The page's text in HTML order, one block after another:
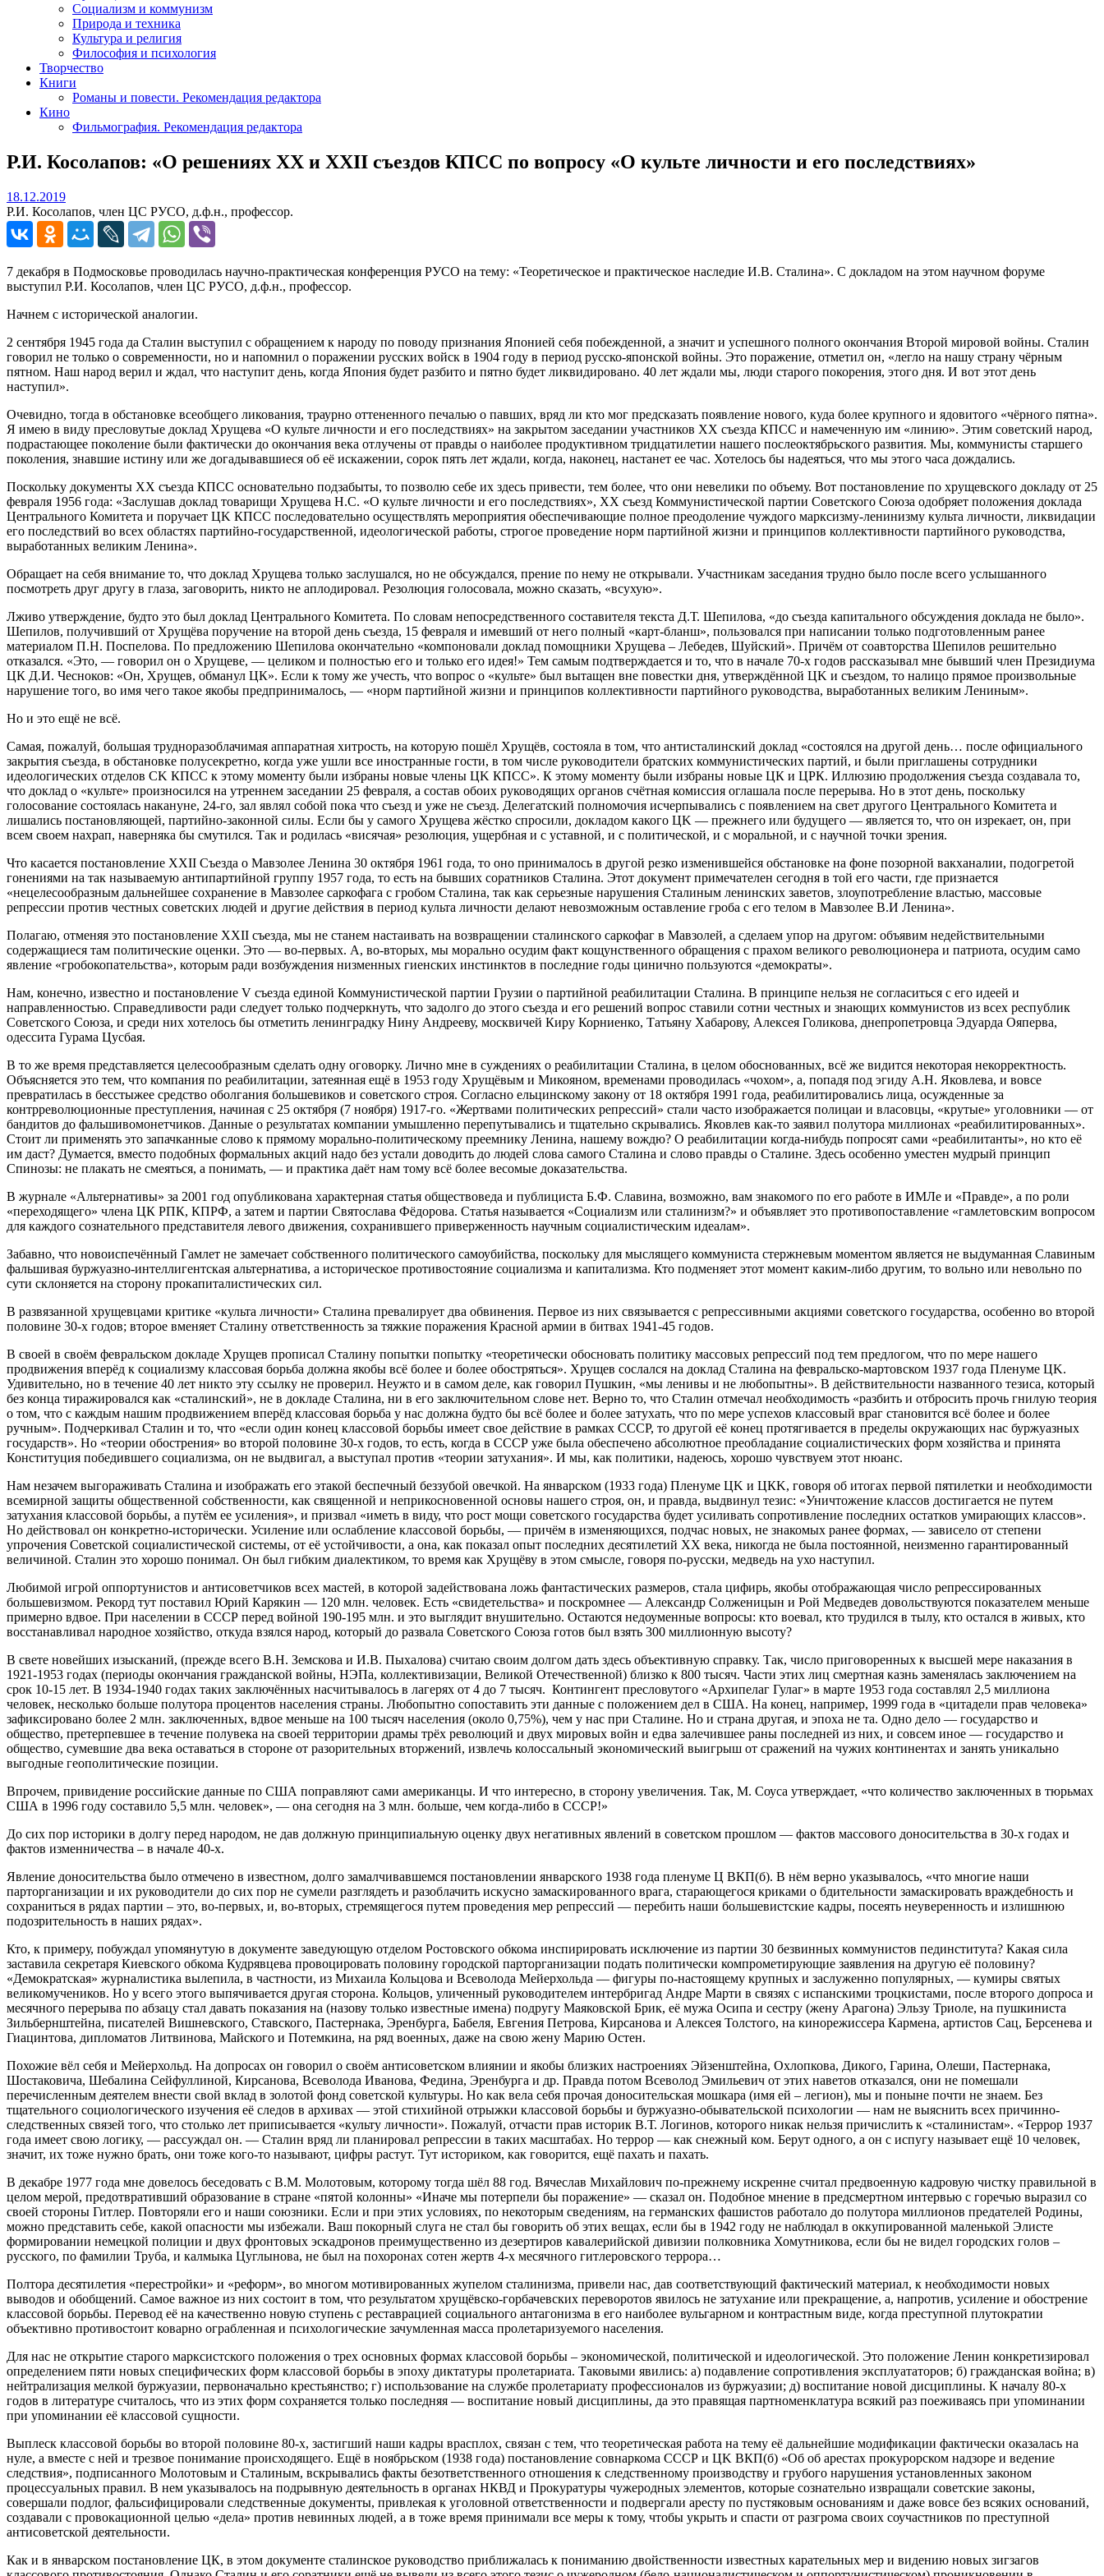
Социализм и коммунизм
Природа и техника
Культура и религия
Философия и психология
Творчество
Книги
Романы и повести. Рекомендация редактора
Кино
Фильмография. Рекомендация редактора
Р.И. Косолапов: «О решениях ХХ и ХХII съездов КПСС по вопросу «О культе личности и его последствиях»
18.12.201918.12.2019
Р.И. Косолапов, член ЦС РУСО, д.ф.н., профессор.
7 декабря в Подмосковье проводилась научно-практическая конференция РУСО на тему: «Теоретическое и практическое наследие И.В. Сталина». С докладом на этом научном форуме
выступил Р.И. Косолапов, член ЦС РУСО, д.ф.н., профессор.
Начнем с исторической аналогии.
2 сентября 1945 года да Сталин выступил с обращением к народу по поводу признания Японией себя побежденной, а значит и успешного полного окончания Второй мировой войны. Сталин
говорил не только о современности, но и напомнил о поражении русских войск в 1904 году в период русско-японской войны. Это поражение, отметил он, «легло на нашу страну чёрным
пятном. Наш народ верил и ждал, что наступит день, когда Япония будет разбито и пятно будет ликвидировано. 40 лет ждали мы, люди старого покорения, этого дня. И вот этот день
наступил».
Очевидно, тогда в обстановке всеобщего ликования, траурно оттененного печалью о павших, вряд ли кто мог предсказать появление нового, куда более крупного и ядовитого «чёрного пятна».
Я имею в виду пресловутые доклад Хрущева «О культе личности и его последствиях» на закрытом заседании участников ХХ съезда КПСС и намеченную им «линию». Этим советский народ,
подрастающее поколение были фактически до окончания века отлучены от правды о наиболее продуктивном тридцатилетии нашего послеоктябрьского развития. Мы, коммунисты старшего
поколения, знавшие истину или же догадывавшиеся об её искажении, сорок пять лет ждали, когда, наконец, настанет ее час. Хотелось бы надеяться, что мы этого часа дождались.
Поскольку документы ХХ съезда КПСС основательно подзабыты, то позволю себе их здесь привести, тем более, что они невелики по объему. Вот постановление по хрущевского докладу от 25
февраля 1956 года: «Заслушав доклад товарищи Хрущева Н.С. «О культе личности и его последствиях», ХХ съезд Коммунистической партии Советского Союза одобряет положения доклада
Центрального Комитета и поручает ЦK КПСС последовательно осуществлять мероприятия обеспечивающие полное преодоление чуждого марксизму-ленинизму культа личности, ликвидации
его последствий во всех областях партийно-государственной, идеологической работы, строгое проведение норм партийной жизни и принципов коллективности партийного руководства,
выработанных великим Ленина».
Обращает на себя внимание то, что доклад Хрущева только заслушался, но не обсуждался, прение по нему не открывали. Участникам заседания трудно было после всего услышанного
посмотреть друг другу в глаза, заговорить, никто не аплодировал. Резолюция голосовала, можно сказать, «всухую».
Лживо утверждение, будто это был доклад Центрального Комитета. По словам непосредственного составителя текста Д.Т. Шепилова, «до съезда капитального обсуждения доклада не было».
Шепилов, получивший от Хрущёва поручение на второй день съезда, 15 февраля и имевший от него полный «карт-бланш», пользовался при написании только подготовленным ранее
материалом П.Н. Поспелова. По предложению Шепилова окончательно «компоновали доклад помощники Хрущева – Лебедев, Шуйский». Причём от соавторства Шепилов решительно
отказался. «Это, — говорил он о Хрущеве, — целиком и полностью его и только его идея!» Тем самым подтверждается и то, что в начале 70-х годов рассказывал мне бывший член Президиума
ЦК Д.И. Чесноков: «Он, Хрущев, обманул ЦК». Если к тому же учесть, что вопрос о «культе» был вытащен вне повестки дня, утверждённой ЦK и съездом, то налицо прямое произвольные
нарушение того, во имя чего такое якобы предпринималось, — «норм партийной жизни и принципов коллективности партийного руководства, выработанных великим Лениным».
Но и это ещё не всё.
Самая, пожалуй, большая трудноразоблачимая аппаратная хитрость, на которую пошёл Хрущёв, состояла в том, что антисталинский доклад «состоялся на другой день… после официального
закрытия съезда, в обстановке полусекретно, когда уже ушли все иностранные гости, в том числе руководители братских коммунистических партий, и были приглашены сотрудники
идеологических отделов CK КПСС к этому моменту были избраны новые члены ЦK КПСС». К этому моменту были избраны новые ЦК и ЦРК. Иллюзию продолжения съезда создавала то,
что доклад о «культе» произносился на утреннем заседании 25 февраля, а состав обоих руководящих органов счётная комиссия оглашала после перерыва. Но в этот день, поскольку
голосование состоялась накануне, 24-го, зал являл собой пока что съезд и уже не съезд. Делегатский полномочия исчерпывались с появлением на свет другого Центрального Комитета и
лишались постановляющей, партийно-законной силы. Если бы у самого Хрущева жёстко спросили, докладом какого ЦK — прежнего или будущего — является то, что он изрекает, он, при
всем своем нахрап, наверняка бы смутился. Так и родилась «висячая» резолюция, ущербная и с уставной, и с политической, и с моральной, и с научной точки зрения.
Что касается постановление ХХII Съезда о Мавзолее Ленина 30 октября 1961 года, то оно принималось в другой резко изменившейся обстановке на фоне позорной вакханалии, подогретой
гонениями на так называемую антипартийной группу 1957 года, то есть на бывших соратников Сталина. Этот документ примечателен сегодня в той его части, где признается
«нецелесообразным дальнейшее сохранение в Мавзолее саркофага с гробом Сталина, так как серьезные нарушения Сталиным ленинских заветов, злоупотребление властью, массовые
репрессии против честных советских людей и другие действия в период культа личности делают невозможным оставление гроба с его телом в Мавзолее В.И Ленина».
Полагаю, отменяя это постановление ХХII съезда, мы не станем настаивать на возвращении сталинского саркофаг в Мавзолей, а сделаем упор на другом: объявим недействительными
содержащиеся там политические оценки. Это — во-первых. А, во-вторых, мы морально осудим факт кощунственного обращения с прахом великого революционера и патриота, осудим само
явление «гробокопательства», которым ради возбуждения низменных гиенских инстинктов в последние годы цинично пользуются «демократы».
Нам, конечно, известно и постановление V съезда единой Коммунистической партии Грузии о партийной реабилитации Сталина. В принципе нельзя не согласиться с его идеей и
направленностью. Справедливости ради следует только подчеркнуть, что задолго до этого съезда и его решений вопрос ставили сотни честных и знающих коммунистов из всех республик
Советского Союза, и среди них хотелось бы отметить ленинградку Нину Андрееву, москвичей Киру Корниенко, Татьяну Хабарову, Алексея Голикова, днепропетровца Эдуарда Ояперва,
одессита Гурама Цусбая.
В то же время представляется целесообразным сделать одну оговорку. Лично мне в суждениях о реабилитации Сталина, в целом обоснованных, всё же видится некоторая некорректность.
Объясняется это тем, что компания по реабилитации, затеянная ещё в 1953 году Хрущёвым и Микояном, временами проводилась «чохом», а, попадя под эгиду А.Н. Яковлева, и вовсе
превратилась в бесстыжее средство оболгания большевиков и советского строя. Согласно ельцинскому закону от 18 октября 1991 года, реабилитировались лица, осужденные за
контрреволюционные преступления, начиная с 25 октября (7 ноября) 1917-го. «Жертвами политических репрессий» стали часто изображается полицаи и власовцы, «крутые» уголовники — от
бандитов до фальшивомонетчиков. Данные о результатах компании умышленно перепутывались и тщательно скрывались. Яковлев как-то заявил полутора миллионах «реабилитированных».
Стоит ли применять это запачканные слово к прямому морально-политическому преемнику Ленина, нашему вождю? О реабилитации когда-нибудь попросят сами «реабилитанты», но кто её
им даст? Думается, вместо подобных формальных акций надо без устали доводить до людей слова самого Сталина и слово правды о Сталине. Здесь особенно уместен мудрый принцип
Спинозы: не плакать не смеяться, а понимать, — и практика даёт нам тому всё более весомые доказательства.
В журнале «Альтернативы» за 2001 год опубликована характерная статья обществоведа и публициста Б.Ф. Славина, возможно, вам знакомого по его работе в ИМЛе и «Правде», а по роли
«переходящего» члена ЦК РПК, КПРФ, а затем и партии Святослава Фёдорова. Статья называется «Социализм или сталинизм?» и объявляет это противопоставление «гамлетовским вопросом
для каждого сознательного представителя левого движения, сохранившего приверженность научным социалистическим идеалам».
Забавно, что новоиспечённый Гамлет не замечает собственного политического самоубийства, поскольку для мыслящего коммуниста стержневым моментом является не выдуманная Славиным
фальшивая буржуазно-интеллигентская альтернатива, а историческое противостояние социализма и капитализма. Кто подменяет этот момент каким-либо другим, то вольно или невольно по
сути склоняется на сторону прокапиталистических сил.
В развязанной хрущевцами критике «культа личности» Сталина превалирует два обвинения. Первое из них связывается с репрессивными акциями советского государства, особенно во второй
половине 30-х годов; второе вменяет Сталину ответственность за тяжкие поражения Красной армии в битвах 1941-45 годов.
В своей в своём февральском докладе Хрущев прописал Сталину попытки попытку «теоретически обосновать политику массовых репрессий под тем предлогом, что по мере нашего
продвижения вперёд к социализму классовая борьба должна якобы всё более и более обостряться». Хрущев сослался на доклад Сталина на февральско-мартовском 1937 года Пленуме ЦK.
Удивительно, но в течение 40 лет никто эту ссылку не проверил. Неужто и в самом деле, как говорил Пушкин, «мы ленивы и не любопытны». В действительности названного тезиса, который
без конца тиражировался как «сталинский», не в докладе Сталина, ни в его заключительном слове нет. Верно то, что Сталин отмечал необходимость «разбить и отбросить прочь гнилую теория
о том, что с каждым нашим продвижением вперёд классовая борьба у нас должна будто бы всё более и более затухать, что по мере успехов классовый враг становится всё более и более
ручным». Подчеркивал Сталин и то, что «если один конец классовой борьбы имеет свое действие в рамках СССР, то другой её конец протягивается в пределы окружающих нас буржуазных
государств». Но «теории обострения» во второй половине 30-х годов, то есть, когда в СССР уже была обеспечено абсолютное преобладание социалистических форм хозяйства и принята
Конституция победившего социализма, он не выдвигал, а выступал против «теории затухания». И мы, как политики, надеюсь, хорошо чувствуем этот нюанс.
Нам незачем выгораживать Сталина и изображать его этакой беспечный беззубой овечкой. На январском (1933 года) Пленуме ЦK и ЦКK, говоря об итогах первой пятилетки и необходимости
всемирной защиты общественной собственности, как священной и неприкосновенной основы нашего строя, он, и правда, выдвинул тезис: «Уничтожение классов достигается не путем
затухания классовой борьбы, а путём ее усиления», и призвал «иметь в виду, что рост мощи советского государства будет усиливать сопротивление последних остатков умирающих классов».
Но действовал он конкретно-исторически. Усиление или ослабление классовой борьбы, — причём в изменяющихся, подчас новых, не знакомых ранее формах, — зависело от степени
упрочения Советской социалистической системы, от её устойчивости, а она, как показал опыт последних десятилетий XX века, никогда не была постоянной, неизменно гарантированный
величиной. Сталин это хорошо понимал. Он был гибким диалектиком, то время как Хрущёву в этом смысле, говоря по-русски, медведь на ухо наступил.
Любимой игрой оппортунистов и антисоветчиков всех мастей, в которой задействована ложь фантастических размеров, стала цифирь, якобы отображающая число репрессированных
большевизмом. Рекорд тут поставил Юрий Карякин — 120 млн. человек. Есть «свидетельства» и поскромнее — Александр Солженицын и Рой Медведев довольствуются показателем меньше
примерно вдвое. При населении в СССР перед войной 190-195 млн. и это выглядит внушительно. Остаются недоуменные вопросы: кто воевал, кто трудился в тылу, кто остался в живых, кто
восстанавливал народное хозяйство, откуда взялся народ, который до развала Советского Союза готов был взять 300 миллионную высоту?
В свете новейших изысканий, (прежде всего В.Н. Земскова и И.В. Пыхалова) считаю своим долгом дать здесь объективную справку. Так, число приговоренных к высшей мере наказания в
1921-1953 годах (периоды окончания гражданской войны, НЭПа, коллективизации, Великой Отечественной) близко к 800 тысяч. Части этих лиц смертная казнь заменялась заключением на
срок 10-15 лет. В 1934-1940 годах таких заключённых насчитывалось в лагерях от 4 до 7 тысяч. Контингент пресловутого «Архипелаг Гулаг» в марте 1953 года составлял 2,5 миллиона
человек, несколько больше полутора процентов населения страны. Любопытно сопоставить эти данные с положением дел в США. На конец, например, 1999 года в «цитадели прав человека»
зафиксировано более 2 млн. заключенных, вдвое меньше на 100 тысяч населения (около 0,75%), чем у нас при Сталине. Но и страна другая, и эпоха не та. Одно дело — государство и
общество, претерпевшее в течение полувека на своей территории драмы трёх революций и двух мировых войн и едва залечившее раны последней из них, и совсем иное — государство и
общество, сумевшие два века оставаться в стороне от разорительных вторжений, извлечь колоссальный экономический выигрыш от сражений на чужих континентах и занять уникально
выгодные геополитические позиции.
Впрочем, привидение российские данные по США поправляют сами американцы. И что интересно, в сторону увеличения. Так, М. Соуса утверждает, «что количество заключенных в тюрьмах
США в 1996 году составило 5,5 млн. человек», — она сегодня на 3 млн. больше, чем когда-либо в СССР!»
До сих пор историки в долгу перед народом, не дав должную принципиальную оценку двух негативных явлений в советском прошлом — фактов массового доносительства в 30-х годах и
фактов изменничества – в начале 40-х.
Явление доносительства было отмечено в известном, долго замалчивавшемся постановлении январского 1938 года пленуме Ц ВКП(б). В нём верно указывалось, «что многие наши
парторганизации и их руководители до сих пор не сумели разглядеть и разоблачить искусно замаскированного врага, старающегося криками о бдительности замаскировать враждебность и
сохраниться в рядах партии – это, во-первых, и, во-вторых, стремящегося путем проведения мер репрессий — перебить наши большевистские кадры, посеять неуверенность и излишнюю
подозрительность в наших рядах».
Кто, к примеру, побуждал упомянутую в документе заведующую отделом Ростовского обкома инспирировать исключение из партии 30 безвинных коммунистов пединститута? Какая сила
заставила секретаря Киевского обкома Кудрявцева провоцировать половину городской парторганизации подать политически компрометирующие заявления на другую её половину?
«Демократская» журналистика вылепила, в частности, из Михаила Кольцова и Всеволода Мейерхольда — фигуры по-настоящему крупных и заслуженно популярных, — кумиры святых
великомучеников. Но у всего этого выпячивается другая сторона. Кольцов, уличенный руководителем интербригад Андре Марти в связях с испанскими троцкистами, после второго допроса и
месячного перерыва по абзацу стал давать показания на (назову только известные имена) подругу Маяковской Брик, её мужа Осипа и сестру (жену Арагона) Эльзу Триоле, на пушкиниста
Зильбернштейна, писателей Вишневского, Ставского, Пастернака, Эренбурга, Бабеля, Евгения Петрова, Кирсанова и Алексея Толстого, на кинорежиссера Кармена, артистов Сац, Берсенева и
Гиацинтова, дипломатов Литвинова, Майского и Потемкина, на ряд военных, даже на свою жену Марию Oстен.
Похожие вёл себя и Мейерхольд. На допросах он говорил о своём антисоветском влиянии и якобы близких настроениях Эйзенштейна, Охлопкова, Дикого, Гарина, Олеши, Пастернака,
Шостаковича, Шебалина Сейфуллиной, Кирсанова, Всеволода Иванова, Федина, Эренбурга и др. Правда потом Всеволод Эмильевич от этих наветов отказался, они не помешали
перечисленным деятелем внести свой вклад в золотой фонд советской культуры. Но как вела себя прочая доносительская мошкара (имя ей – легион), мы и поныне почти не знаем. Без
тщательного социологического изучения её следов в архивах — этой стихийной отрыжки классовой борьбы и буржуазно-обывательской психологии — нам не выяснить всех причинно-
следственных связей того, что столько лет приписывается «культу личности». Пожалуй, отчасти прав историк В.Т. Логинов, которого никак нельзя причислить к «сталинистам». «Террор 1937
года имеет свою логику, — рассуждал он. — Сталин вряд ли планировал репрессии в таких масштабах. Но террор — как снежный ком. Берут одного, а он с испугу называет ещё 10 человек,
значит, их тоже нужно брать, они тоже кого-то называют, цифры растут. Тут историком, как говорится, ещё пахать и пахать.
В декабре 1977 года мне довелось беседовать с В.М. Молотовым, которому тогда шёл 88 год. Вячеслав Михайлович по-прежнему искренне считал предвоенную кадровую чистку правильной в
целом мерой, предотвративший образование в стране «пятой колонны» «Иначе мы потерпели бы поражение» — сказал он. Подобное мнение в предсмертном интервью с горечью выразил со
своей стороны Гитлер. Повторяли его и наши союзники. Если и при этих условиях, по некоторым сведениям, на германских фашистов работало до полутора миллионов предателей Родины,
можно представить себе, какой опасности мы избежали. Ваш покорный слуга не стал бы говорить об этих вещах, если бы в 1942 году не наблюдал в оккупированной маленькой Элисте
формировании немецкой полиции и двух фронтовых эскадронов преимущественно из дезертиров кавалерийской дивизии полковника Хомутникова, если бы не видел городских голов –
русского, по фамилии Труба, и калмыка Цуглынова, не был на похоронах сотен жертв 4-х месячного гитлеровского террора…
Полтора десятилетия «перестройки» и «реформ», во многом мотивированных жупелом сталинизма, привели нас, дав соответствующий фактический материал, к необходимости новых
выводов и обобщений. Самое важное из них состоит в том, что результатом хрущёвско-горбачевских переворотов явилось не затухание или прекращение, а, напротив, усиление и обострение
классовой борьбы. Перевод её на качественно новую ступень с реставрацией социального антагонизма в его наиболее вульгарном и контрастным виде, когда преступной плутократии
объективно противостоит коварно ограбленная и психологические зачумленная масса пролетаризуемого населения.
Для нас не открытие старого марксистского положения о трех основных формах классовой борьбы – экономической, политической и идеологической. Это положение Ленин конкретизировал
определением пяти новых специфических форм классовой борьбы в эпоху диктатуры пролетариата. Таковыми явились: а) подавление сопротивления эксплуататоров; б) гражданская война; в)
нейтрализация мелкой буржуазии, первоначально крестьянство; г) использование на службе пролетариату профессионалов из буржуазии; д) воспитание новой дисциплины. К началу 80-х
годов в литературе считалось, что из этих форм сохраняется только последняя — воспитание новый дисциплины, да это правящая партноменклатура всякий раз поеживаясь при упоминании
при упоминании её классовой сущности.
Выплеск классовой борьбы во второй половине 80-х, застигший наши кадры врасплох, связан с тем, что теоретическая работа на тему её дальнейшие модификации фактически оказалась на
нуле, а вместе с ней и трезвое понимание происходящего. Ещё в ноябрьском (1938 года) постановление совнаркома СССР и ЦK ВКП(б) «Об об арестах прокурорском надзоре и ведение
следствия», подписанного Молотовым и Сталиным, вскрывались факты безответственного отношения к следственному производству и грубого нарушения установленных законом
процессуальных правил. В нем указывалось на подрывную деятельность в органах НКВД и Прокуратуры чужеродных элементов, которые сознательно извращали советские законы,
совершали подлог, фальсифицировали следственные документы, привлекая к уголовной ответственности и подвергали аресту по пустяковым основаниям и даже вовсе без всяких оснований,
создавали с провокационной целью «дела» против невинных людей, а в тоже время принимали все меры к тому, чтобы укрыть и спасти от разгрома своих соучастников по преступной
антисоветской деятельности.
Как и в январском постановление ЦК, в этом документе сталинское руководство приближалась к пониманию двойственности известных карательных мер и видению новых зигзагов